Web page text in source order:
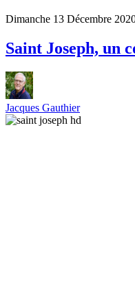
Dimanche 13 Décembre
Saint Joseph, un
Jacques Gauthier